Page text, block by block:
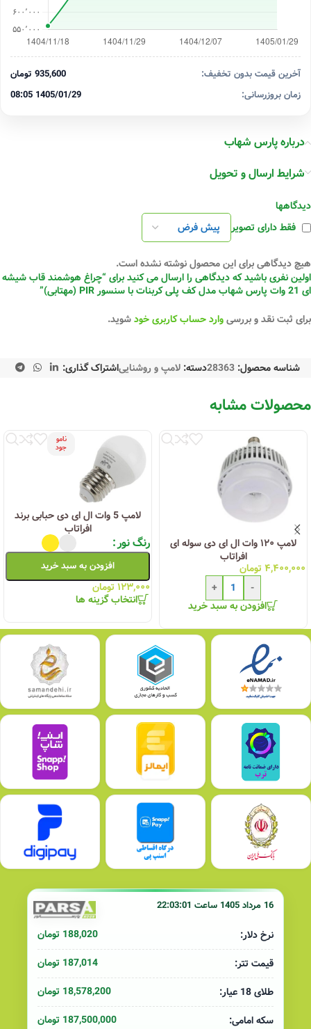
آخرین قیمت بدون تخفیف:
935,600 تومان
زمان بروزرسانی:
1405/01/29 08:05
درباره پارس شهاب
شرایط ارسال و تحویل
دیدگاهها
فقط دارای تصویر
هیچ دیدگاهی برای این محصول نوشته نشده است.
اولین نفری باشید که دیدگاهی را ارسال می کنید برای “چراغ هوشمند قاب شیشه
ای 21 وات پارس شهاب مدل کف پلی کربنات با سنسور PIR (مهتابی)”
برای ثبت نقد و بررسیوارد حساب کاربری خودشوید.
شناسه محصول: 28363دسته: لامپ و روشناییاشتراک گذاری:
محصولات مشابه
لامپ ۱۲۰ وات ال ای دی سوله ای
افراتاب
۴,۴۰۰,۰۰۰ تومان
-
+
افزودن به سبد خرید
نامو
جود
لامپ 5 وات ال ای دی حبابی برند
افراتاب
رنگ نور
افزودن به سبد خرید
۱۲۳,۰۰۰ تومان
انتخاب گزینه ها
16 مرداد 1405 ساعت 22:03:01
نرخ دلار:
188,020 تومان
قیمت تتر:
187,014 تومان
طلای 18 عیار:
18,578,200 تومان
سکه امامی:
187,500,000 تومان